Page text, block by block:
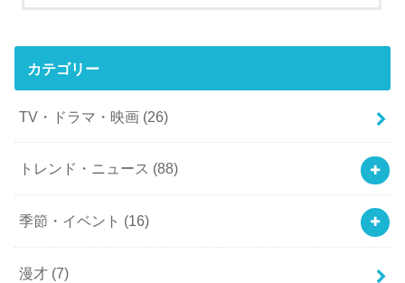
カテゴリー
TV・ドラマ・映画 (26)
トレンド・ニュース (88)
季節・イベント (16)
漫才 (7)